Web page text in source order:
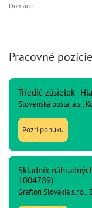
Domáce
Pracovné pozície
Triedič zásielok -
Slovenská pošta, a.s.,
Pozri ponuku
Skladník
1004789)
Grafton Slovakia s.r.o.,